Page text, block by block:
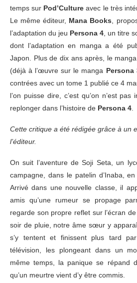
temps sur Pod’Culture avec le très
Le même éditeur, Mana Books,
l’adaptation du jeu Persona 4, un titre
dont l’adaptation en manga a été
Japon. Plus de dix ans après, le
(déjà à l’œuvre sur le manga Persona
contrées avec un tome 1 publié ce 4
l’on puisse dire, c’est qu’on n’est
replonger dans l’histoire de Persona 4.
Cette critique a été rédigée grâce à un
l’éditeur.
On suit l’aventure de Soji Seta, un
campagne, dans le patelin d’Inaba,
Arrivé dans une nouvelle classe, il
amis qu’une rumeur se propage
regarde son propre reflet sur l’écran
soir de pluie, notre âme sœur y
s’y tentent et finissent plus tard
télévision, les plongeant dans un
même temps, la panique se répand
qu’un meurtre vient d’y être commis.